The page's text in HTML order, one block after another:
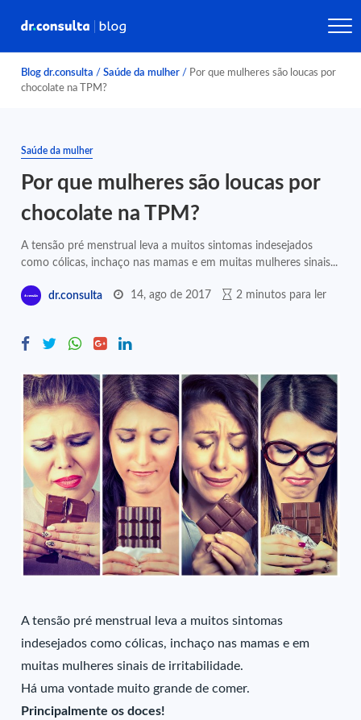
Blog dr.consulta / Saúde da mulher / Por que mulheres são loucas por
chocolate na TPM?
Saúde da mulher
Por que mulheres são loucas por
chocolate na TPM?
A tensão pré menstrual leva a muitos sintomas indesejados
como cólicas, inchaço nas mamas e em muitas mulheres sinais...
dr.consulta 14, ago de 2017 2 minutos para ler
A tensão pré menstrual leva a muitos sintomas
indesejados como cólicas, inchaço nas mamas e em
muitas mulheres sinais de irritabilidade.
Há uma vontade muito grande de comer.
Principalmente os doces!